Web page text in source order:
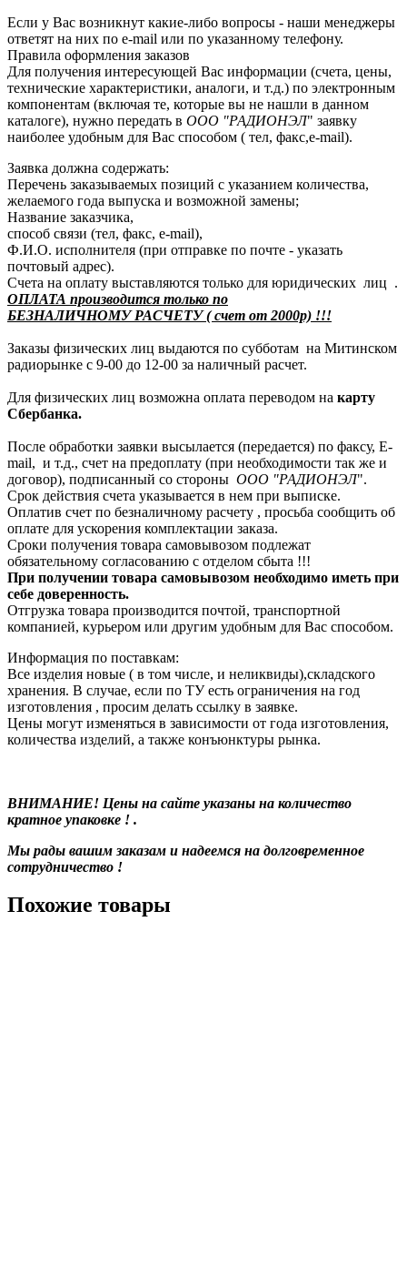
Если у Вас возникнут какие-либо вопросы - наши менеджеры
ответят на них по e-mail или по указанному телефону.
Правила оформления заказов
Для получения интересующей Вас информации (счета, цены,
технические характеристики, аналоги, и т.д.) по электронным
компонентам (включая те, которые вы не нашли в данном
каталоге), нужно передать в ООО "РАДИОНЭЛ" заявку
наиболее удобным для Вас способом ( тел, факс,e-mail).
Заявка должна содержать:
Перечень заказываемых позиций с указанием количества,
желаемого года выпуска и возможной замены;
Название заказчика,
способ связи (тел, факс, e-mail),
Ф.И.О. исполнителя (при отправке по почте - указать
почтовый адрес).
Счета на оплату выставляются только для юридических лиц .
ОПЛАТА производится только по
БЕЗНАЛИЧНОМУ РАСЧЕТУ ( счет от 2000р) !!!
Заказы физических лиц выдаются по субботам на Митинском
радиорынке с 9-00 до 12-00 за наличный расчет.
Для физических лиц возможна оплата переводом на карту
Сбербанка.
После обработки заявки высылается (передается) по факсу, E-
mail, и т.д., счет на предоплату (при необходимости так же и
договор), подписанный со стороны ООО "РАДИОНЭЛ".
Срок действия счета указывается в нем при выписке.
Оплатив счет по безналичному расчету , просьба сообщить об
оплате для ускорения комплектации заказа.
Сроки получения товара самовывозом подлежат
обязательному согласованию с отделом сбыта !!!
При получении товара самовывозом необходимо иметь при
себе доверенность.
Отгрузка товара производится почтой, транспортной
компанией, курьером или другим удобным для Вас способом.
Информация по поставкам:
Все изделия новые ( в том числе, и неликвиды),складского
хранения. В случае, если по ТУ есть ограничения на год
изготовления , просим делать ссылку в заявке.
Цены могут изменяться в зависимости от года изготовления,
количества изделий, а также конъюнктуры рынка.
ВНИМАНИЕ! Цены на сайте указаны на количество
кратное упаковке ! .
Мы рады вашим заказам и надеемся на долговременное
сотрудничество !
Похожие товары